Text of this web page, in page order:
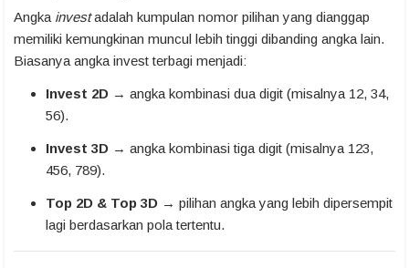
Angka investadalah kumpulan nomor pilihan yang dianggap
memiliki kemungkinan muncul lebih tinggi dibanding angka lain.
Biasanya angka invest terbagi menjadi:
Invest 2D → angka kombinasi dua digit (misalnya 12, 34,
56).
Invest 3D → angka kombinasi tiga digit (misalnya 123,
456, 789).
Top 2D & Top 3D → pilihan angka yang lebih dipersempit
lagi berdasarkan pola tertentu.